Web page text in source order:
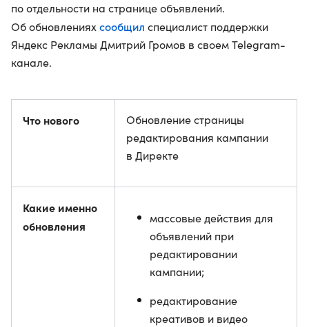
по отдельности на странице объявлений.
Об обновлениях сообщил специалист поддержки
Яндекс Рекламы Дмитрий Громов в своем Telegram-
канале.
Что нового
Обновление страницы
редактирования кампании
в Директе
Какие именно
обновления
массовые действия для
объявлений при
редактировании
кампании;
редактирование
креативов и видео